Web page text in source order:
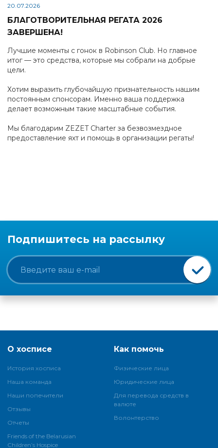
20.07.2026
БЛАГОТВОРИТЕЛЬНАЯ РЕГАТА 2026
ЗАВЕРШЕНА!
Лучшие моменты с гонок в Robinson Club. Но главное
итог — это средства, которые мы собрали на добрые
цели.
Хотим выразить глубочайшую признательность нашим
постоянным спонсорам. Именно ваша поддержка
делает возможным такие масштабные события.
Мы благодарим ZEZET Charter за безвозмездное
предоставление яхт и помощь в организации регаты!
Подпишитесь на рассылку
О хосписе
История хосписа
Наша команда
Наши попечители
Отзывы
Отчеты
Friends of the Belarusian
Children’s Hospice
Как помочь
Физические лица
Юридические лица
Для перевода средств в
валюте
Волонтерство